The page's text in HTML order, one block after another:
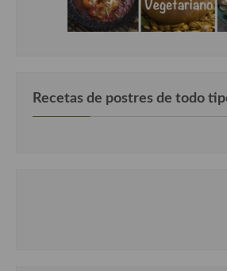
Recetas de postres de todo